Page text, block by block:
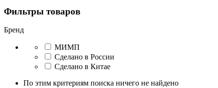
Фильтры товаров
Бренд
МИМП
Сделано в России
Сделано в Китае
По этим критериям поиска ничего не найдено